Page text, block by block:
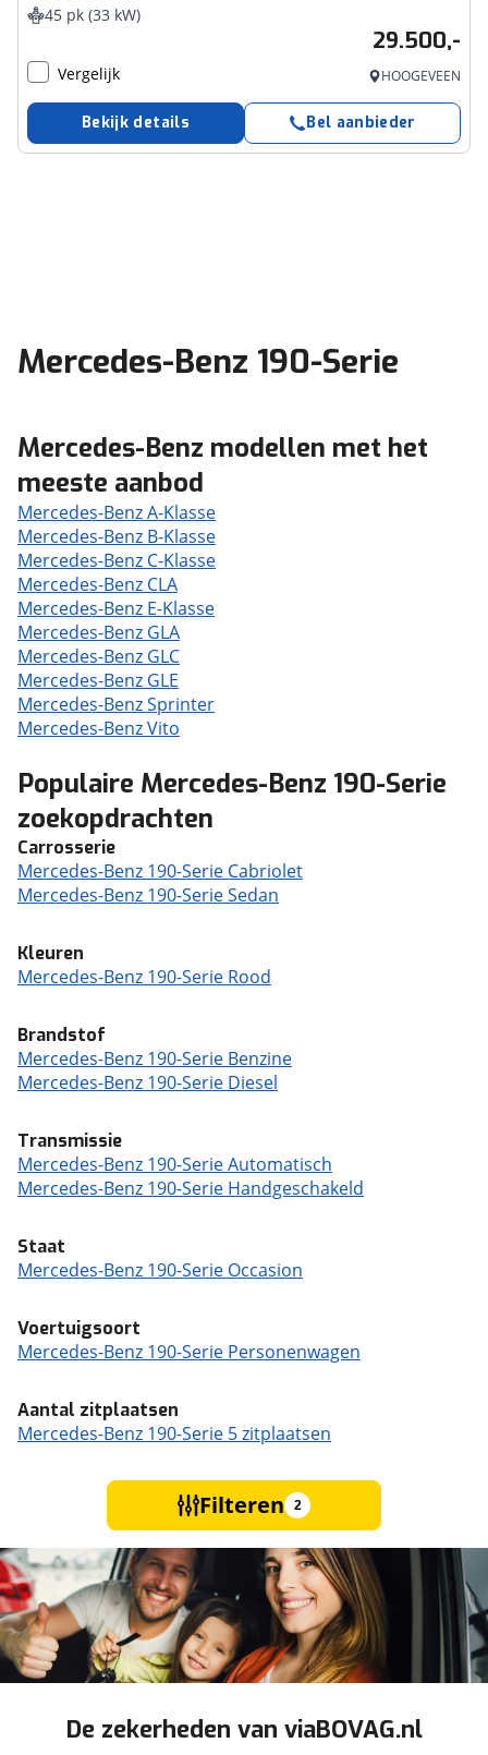
45 pk (33 kW)
29.500,-
Vergelijk HOOGEVEEN
Bekijk details Bel aanbieder
Mercedes-Benz 190-Serie
Mercedes-Benz modellen met het
meeste aanbod
Mercedes-Benz A-Klasse
Mercedes-Benz B-Klasse
Mercedes-Benz C-Klasse
Mercedes-Benz CLA
Mercedes-Benz E-Klasse
Mercedes-Benz GLA
Mercedes-Benz GLC
Mercedes-Benz GLE
Mercedes-Benz Sprinter
Mercedes-Benz Vito
Populaire Mercedes-Benz 190-Serie
zoekopdrachten
Carrosserie
Mercedes-Benz 190-Serie Cabriolet
Mercedes-Benz 190-Serie Sedan
Kleuren
Mercedes-Benz 190-Serie Rood
Brandstof
Mercedes-Benz 190-Serie Benzine
Mercedes-Benz 190-Serie Diesel
Transmissie
Mercedes-Benz 190-Serie Automatisch
Mercedes-Benz 190-Serie Handgeschakeld
Staat
Mercedes-Benz 190-Serie Occasion
Voertuigsoort
Mercedes-Benz 190-Serie Personenwagen
Aantal zitplaatsen
Mercedes-Benz 190-Serie 5 zitplaatsen
Filteren 2
De zekerheden van viaBOVAG.nl